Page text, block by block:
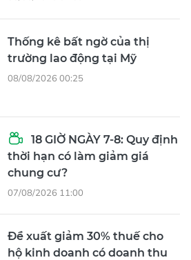
Thống kê bất ngờ của thị
trường lao động tại Mỹ
08/08/2026 00:25
18 GIỜ NGÀY 7-8: Quy định
thời hạn có làm giảm giá
chung cư?
07/08/2026 11:00
Đề xuất giảm 30% thuế cho
hộ kinh doanh có doanh thu